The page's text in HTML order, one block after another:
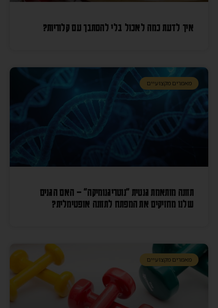
איך לדעת כמה לאכול בלי להסתבך עם קלוריות?
מאמרים מקצועיים
תזונה מותאמת גנטית "נוטריגנומיקה" – האם הגנים
שלנו מחזיקים את המפתח לתזונה אופטימלית?
מאמרים מקצועיים